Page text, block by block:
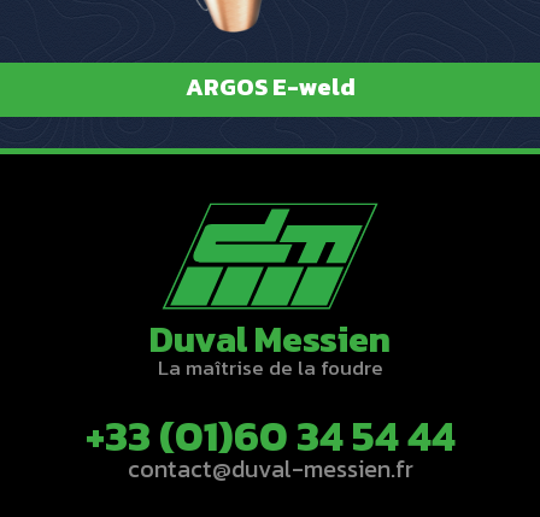
ARGOS E-weld
Duval Messien
La maîtrise de la foudre
+33 (01)60 34 54 44
contact@duval-messien.fr